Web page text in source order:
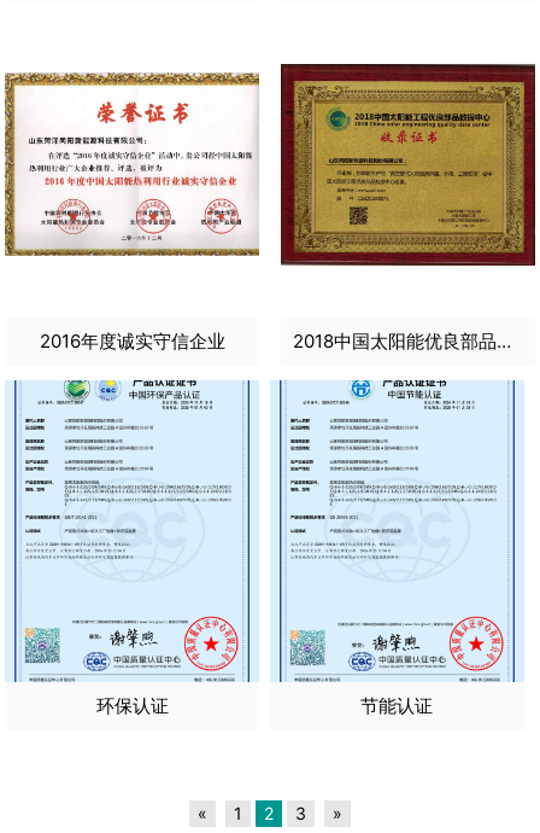
2016年度诚实守信企业 2018中国太阳能优良部品数据中心收录证书
环保认证 节能认证
« 1 2 3 »